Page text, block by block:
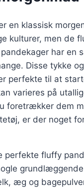
en klassisk
kulturer, men de
har en
Disse tykke
perfekte til at
varieres på
foretrækker dem
er der noget
perfekte fluffy
æg og